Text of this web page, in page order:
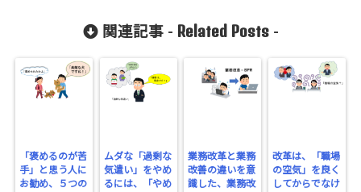
関連記事 - Related Posts-
「褒めるのが苦
手」と思う人に
お勧め、５つの
ムダな「過剰な
気遣い」をやめ
るには、「やめ
業務改革と業務
改善の違いを意
識した、業務改
改革は、「職場
の空気」を良く
してからでなけ